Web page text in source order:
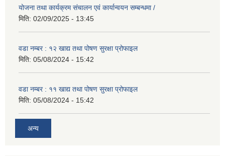
योजना तथा कार्यक्रम संचालन एवं कार्यान्वयन सम्बन्धमा /
मिति: 02/09/2025 - 13:45
वडा नम्बर : १२ खाद्य तथा पोषण सुरक्षा प्रोफाइल
मिति: 05/08/2024 - 15:42
वडा नम्बर : ११ खाद्य तथा पोषण सुरक्षा प्रोफाइल
मिति: 05/08/2024 - 15:42
अन्य